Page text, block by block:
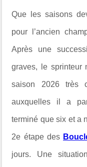
Que les saisons
pour l’ancien
Après une
graves, le sprinteur
saison 2026 très
auxquelles il a
terminé que six et a
2e étape des
jours. Une